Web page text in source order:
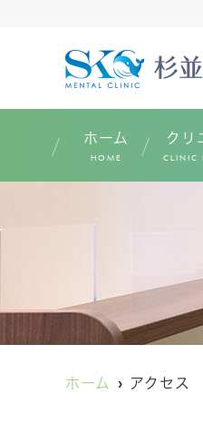
ホーム
HOME
クリ
CLINIC
ホーム アクセス